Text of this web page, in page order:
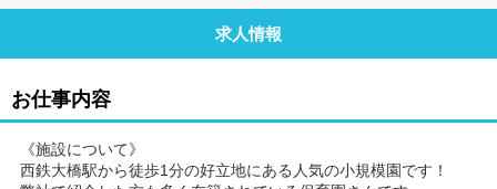
求人情報
お仕事内容
《施設について》
西鉄大橋駅から徒歩1分の好立地にある人気の小規模園です！